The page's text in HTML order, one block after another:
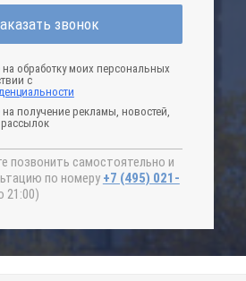
звонок
на обработку моих персональных
с
на получение рекламы, новостей,
позвонить самостоятельно и
по номеру +7 (495) 021-
21:00)